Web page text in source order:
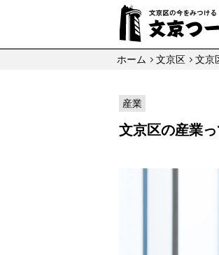
ホーム 文京区 文京
産業
文京区の産業